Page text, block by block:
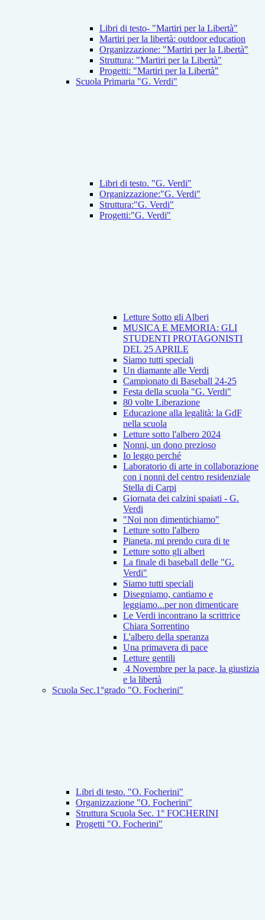
Libri di testo- "Martiri per la Libertà"
Martiri per la libertà: outdoor education
Organizzazione: "Martiri per la Libertà"
Struttura: "Martiri per la Libertà"
Progetti: "Martiri per la Libertà"
Scuola Primaria "G. Verdi"
Libri di testo. "G. Verdi"
Organizzazione:"G. Verdi"
Struttura:"G. Verdi"
Progetti:"G. Verdi"
Letture Sotto gli Alberi
MUSICA E MEMORIA: GLI
STUDENTI PROTAGONISTI
DEL 25 APRILE
Siamo tutti speciali
Un diamante alle Verdi
Campionato di Baseball 24-25
Festa della scuola "G. Verdi"
80 volte Liberazione
Educazione alla legalità: la GdF
nella scuola
Letture sotto l'albero 2024
Nonni, un dono prezioso
Io leggo perché
Laboratorio di arte in collaborazione
con i nonni del centro residenziale
Stella di Carpi
Giornata dei calzini spaiati - G.
Verdi
"Noi non dimentichiamo"
Letture sotto l'albero
Pianeta, mi prendo cura di te
Letture sotto gli alberi
La finale di baseball delle "G.
Verdi"
Siamo tutti speciali
Disegniamo, cantiamo e
leggiamo...per non dimenticare
Le Verdi incontrano la scrittrice
Chiara Sorrentino
L'albero della speranza
Una primavera di pace
Letture gentili
4 Novembre per la pace, la giustizia
e la libertà
Scuola Sec.1°grado "O. Focherini"
Libri di testo. "O. Focherini"
Organizzazione "O. Focherini"
Struttura Scuola Sec. 1° FOCHERINI
Progetti "O. Focherini"